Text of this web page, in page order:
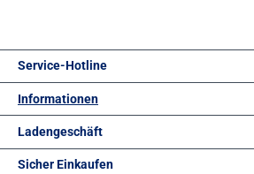
Service-Hotline
Informationen
Ladengeschäft
Sicher Einkaufen